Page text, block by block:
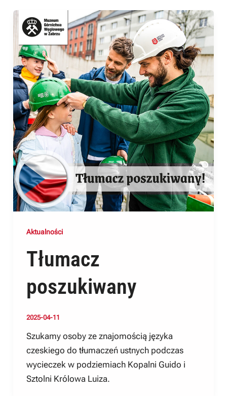
Aktualności
Tłumacz
poszukiwany
2025-04-11
Szukamy osoby ze znajomością języka
czeskiego do tłumaczeń ustnych podczas
wycieczek w podziemiach Kopalni Guido i
Sztolni Królowa Luiza.